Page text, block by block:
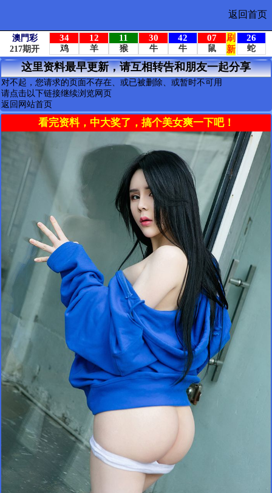
返回首页
这里资料最早更新，请互相转告和朋友一起分享
对不起，您请求的页面不存在、或已被删除、或暂时不可用
请点击以下链接继续浏览网页
返回网站首页
看完资料，中大奖了，搞个美女爽一下吧！